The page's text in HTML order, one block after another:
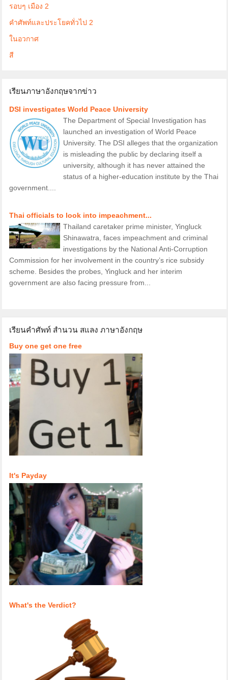
รอบๆ เมือง 2
คำศัพท์และประโยคทั่วไป 2
ในอวกาศ
สี
เรียนภาษาอังกฤษจากข่าว
DSI investigates World Peace University
The Department of Special Investigation has
launched an investigation of World Peace
University. The DSI alleges that the organization
is misleading the public by declaring itself a
university, although it has never attained the
status of a higher-education institute by the Thai
government....
Thai officials to look into impeachment...
Thailand caretaker prime minister, Yingluck
Shinawatra, faces impeachment and criminal
investigations by the National Anti-Corruption
Commission for her involvement in the country’s rice subsidy
scheme. Besides the probes, Yingluck and her interim
government are also facing pressure from...
เรียนคำศัพท์ สำนวน สแลง ภาษาอังกฤษ
Buy one get one free
It's Payday
What's the Verdict?